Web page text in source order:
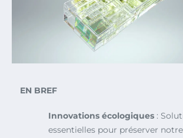
EN BREF
Innovations écologiques :
essentielles pour préserver